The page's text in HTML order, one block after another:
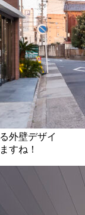
外壁デザイ
すね！